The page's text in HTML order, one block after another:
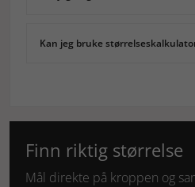
Kan jeg bruke
Finn riktig størrelse
Mål direkte på kroppen og